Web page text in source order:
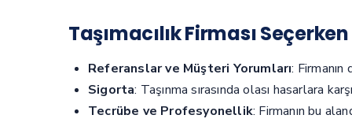
Taşımacılık Firması
Referanslar ve Müşteri Yorumları:
Sigorta: Taşınma sırasında olası hasarlara
Tecrübe ve Profesyonellik: Firmanın bu